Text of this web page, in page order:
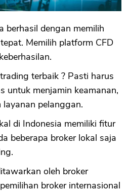
berhasil dengan memilih
Memilih platform CFD
terbaik ? Pasti harus
untuk menjamin keamanan,
pelanggan.
di Indonesia memiliki fitur
beberapa broker lokal saja
oleh broker
broker internasional